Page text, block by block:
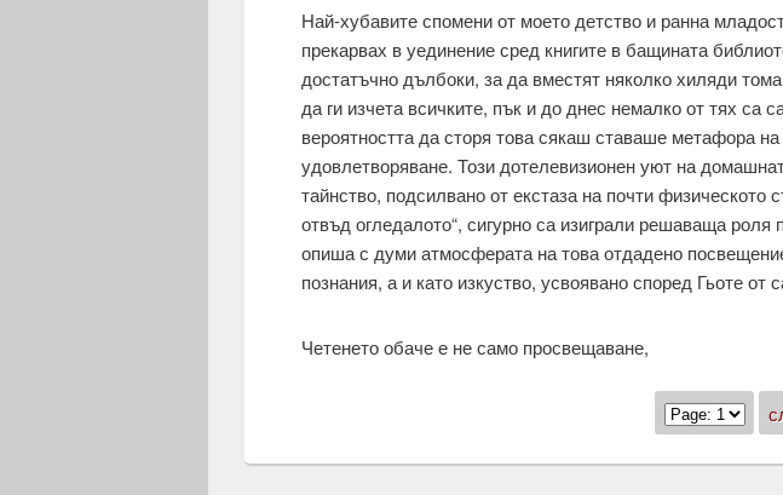
Най-хубавите спомени от моето детство и ранна
прекарвах в уединение сред книгите в бащината
достатъчно дълбоки, за да вместят няколко хиляди
да ги изчета всичките, пък и до днес немалко от тях са
вероятността да сторя това сякаш ставаше метафора
удовлетворяване. Този дотелевизионен уют на
тайнство, подсилвано от екстаза на почти физическото
отвъд огледалото“, сигурно са изиграли решаваща
опиша с думи атмосферата на това отдадено
познания, а и като изкуство, усвоявано според Гьоте
Четенето обаче е не само просвещаване,